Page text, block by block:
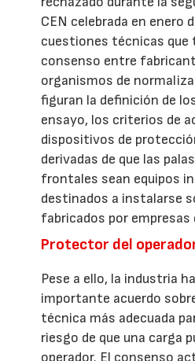
CEN celebrada en enero
cuestiones técnicas que
consenso entre
organismos de
figuran la definición de
ensayo, los criterios de
dispositivos de
derivadas de que las
frontales sean equipos
destinados a instalarse
fabricados por
Protector del
Pese a ello, la industria
importante acuerdo
técnica más adecuada
riesgo de que una carga
operador. El consenso